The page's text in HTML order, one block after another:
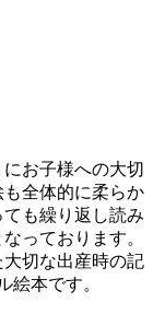
お子様への大切
全体的に柔らか
も繰り返し読み
っております。
切な出産時の記
絵本です。